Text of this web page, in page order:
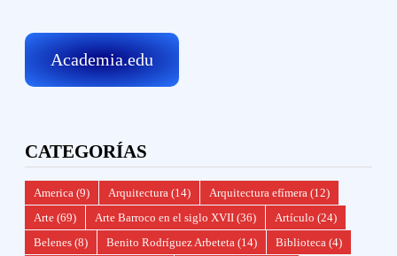
Academia.edu
CATEGORÍAS
America (9) Arquitectura (14) Arquitectura efímera (12)
Arte (69) Arte Barroco en el siglo XVII (36) Artículo (24)
Belenes (8) Benito Rodríguez Arbeteta (14) Biblioteca (4)